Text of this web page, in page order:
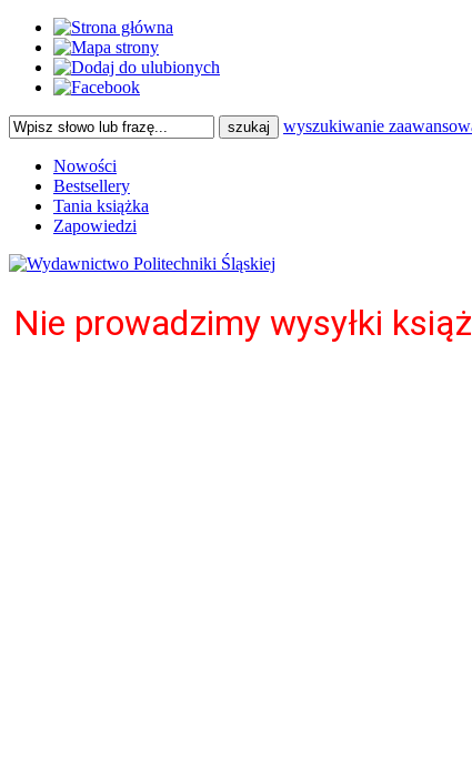
wyszukiwanie
Nowości
Bestsellery
Tania książka
Zapowiedzi
Nie prowadzimy wysyłki